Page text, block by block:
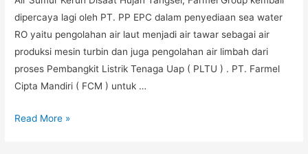
dipercaya lagi oleh PT. PP EPC dalam penyediaan sea water
RO yaitu pengolahan air laut menjadi air tawar sebagai air
produksi mesin turbin dan juga pengolahan air limbah dari
proses Pembangkit Listrik Tenaga Uap ( PLTU ) . PT. Farmel
Cipta Mandiri ( FCM ) untuk …
Read More »